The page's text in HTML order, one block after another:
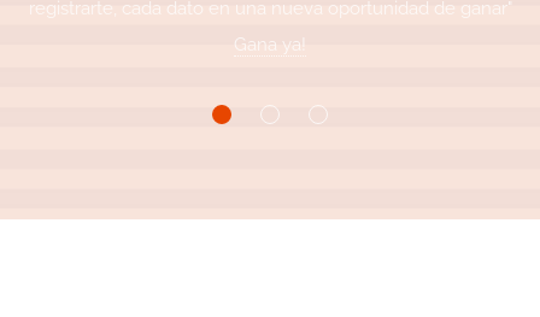
registrarte, cada dato en una nueva oportunidad de ganar"
Gana ya!